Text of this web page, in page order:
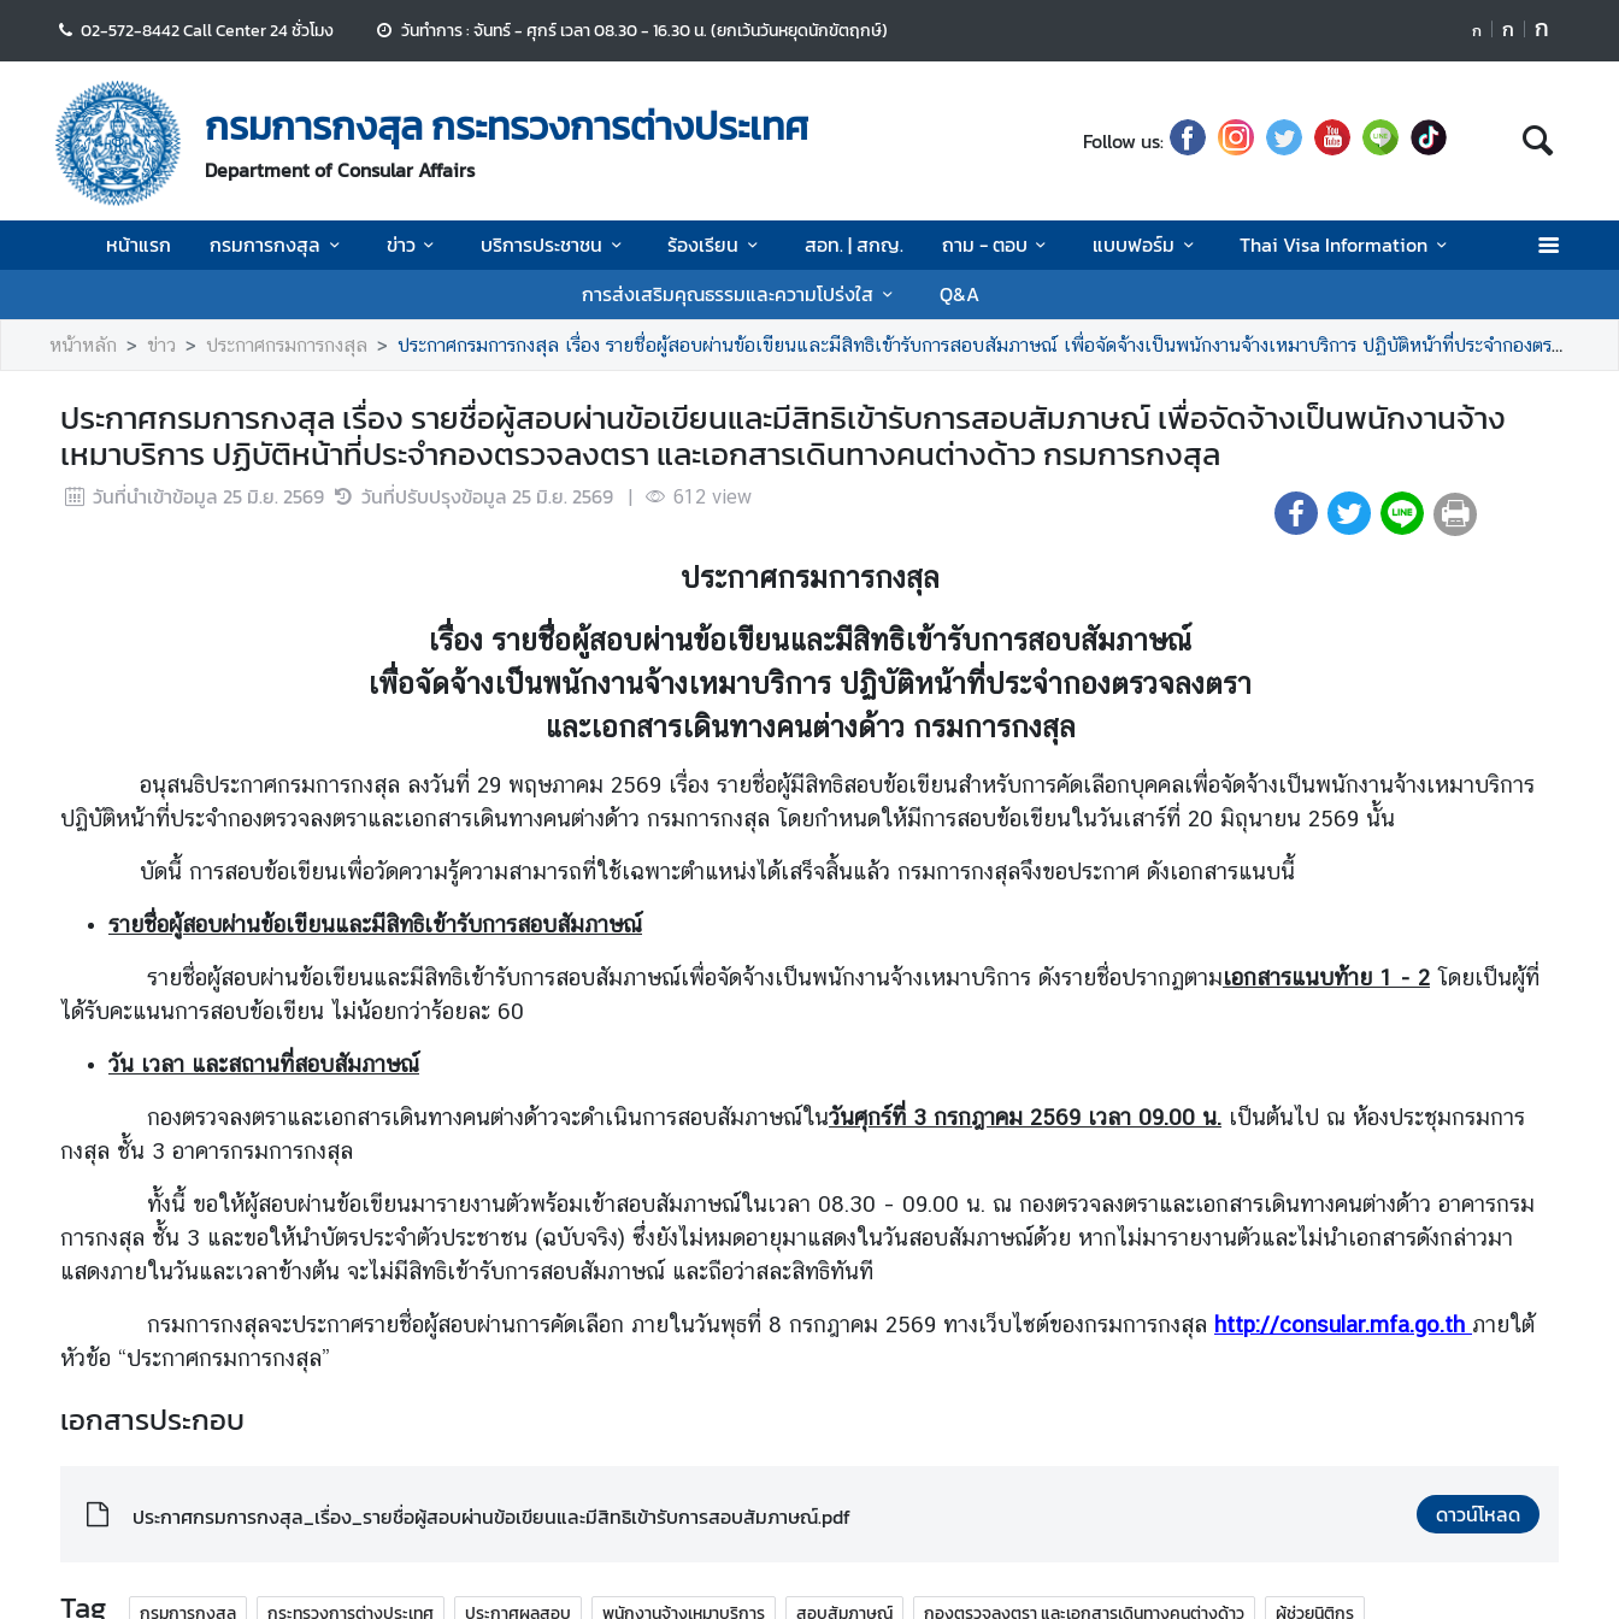
02-572-8442 Call Center 24 ชั่วโมง วันทำการ : จันทร์ - ศุกร์ เวลา 08.30 - 16.30 น. (ยกเว้นวันหยุดนักขัตฤกษ์) ก ก ก
กรมการกงสุล กระทรวงการต่างประเทศ
Department of Consular Affairs
Follow us:
หน้าแรก กรมการกงสุล ข่าว บริการประชาชน ร้องเรียน สอท. | สกญ. ถาม - ตอบ แบบฟอร์ม
Thai Visa Information
การส่งเสริมคุณธรรมและความโปร่งใส
Q&A
น้
า
แ
ก
ก
ม
ก
ร
ก
สุ
า
า
ร้
เ
ย
อ
ญ
หน้าหลัก ข่าว ประกาศกรมการกงสุล ประกาศกรมการกงสุล เรื่อง รายชื่อผู้สอบผ่านข้อเขียนและมีสิทธิเข้ารับการสอบสัมภาษณ์ เพื่อจัดจ้างเป็นพนักงานจ้างเหมาบริการ ปฏิบัติหน้าที่ประจำกองตรวจลงตรา และเอกสารเดินทางคนต่างด้าว กรมการกงสุล
ประกาศกรมการกงสุล เรื่อง รายชื่อผู้สอบผ่านข้อเขียนและมีสิทธิเข้ารับการสอบสัมภาษณ์ เพื่อจัดจ้างเป็นพนักงานจ้าง
เหมาบริการ ปฏิบัติหน้าที่ประจำกองตรวจลงตรา และเอกสารเดินทางคนต่างด้าว กรมการกงสุล
วันที่นำเข้าข้อมูล 25 มิ.ย. 2569 วันที่ปรับปรุงข้อมูล 25 มิ.ย. 2569 | 612 view
ประกาศกรมการกงสุล
เรื่อง รายชื่อผู้สอบผ่านข้อเขียนและมีสิทธิเข้ารับการสอบสัมภาษณ์
เพื่อจัดจ้างเป็นพนักงานจ้างเหมาบริการ ปฏิบัติหน้าที่ประจำกองตรวจลงตรา
และเอกสารเดินทางคนต่างด้าว กรมการกงสุล
อนุสนธิประกาศกรมการกงสุล ลงวันที่ 29 พฤษภาคม 2569 เรื่อง รายชื่อผู้มีสิทธิสอบข้อเขียนสำหรับการคัดเลือกบุคคลเพื่อจัดจ้างเป็นพนักงานจ้างเหมาบริการ
ปฏิบัติหน้าที่ประจำกองตรวจลงตราและเอกสารเดินทางคนต่างด้าว กรมการกงสุล โดยกำหนดให้มีการสอบข้อเขียนในวันเสาร์ที่ 20 มิถุนายน 2569 นั้น
บัดนี้ การสอบข้อเขียนเพื่อวัดความรู้ความสามารถที่ใช้เฉพาะตำแหน่งได้เสร็จสิ้นแล้ว กรมการกงสุลจึงขอประกาศ ดังเอกสารแนบนี้
รายชื่อผู้สอบผ่านข้อเขียนและมีสิทธิเข้ารับการสอบสัมภาษณ์
รายชื่อผู้สอบผ่านข้อเขียนและมีสิทธิเข้ารับการสอบสัมภาษณ์เพื่อจัดจ้างเป็นพนักงานจ้างเหมาบริการ ดังรายชื่อปรากฏตามเอกสารแนบท้าย 1 - 2 โดยเป็นผู้ที่
ได้รับคะแนนการสอบข้อเขียน ไม่น้อยกว่าร้อยละ 60
วัน เวลา และสถานที่สอบสัมภาษณ์
กองตรวจลงตราและเอกสารเดินทางคนต่างด้าวจะดำเนินการสอบสัมภาษณ์ในวันศุกร์ที่ 3 กรกฎาคม 2569 เวลา 09.00 น. เป็นต้นไป ณ ห้องประชุมกรมการ
กงสุล ชั้น 3 อาคารกรมการกงสุล
ทั้งนี้ ขอให้ผู้สอบผ่านข้อเขียนมารายงานตัวพร้อมเข้าสอบสัมภาษณ์ในเวลา 08.30 – 09.00 น. ณ กองตรวจลงตราและเอกสารเดินทางคนต่างด้าว อาคารกรม
การกงสุล ชั้น 3 และขอให้นำบัตรประจำตัวประชาชน (ฉบับจริง) ซึ่งยังไม่หมดอายุมาแสดงในวันสอบสัมภาษณ์ด้วย หากไม่มารายงานตัวและไม่นำเอกสารดังกล่าวมา
แสดงภายในวันและเวลาข้างต้น จะไม่มีสิทธิเข้ารับการสอบสัมภาษณ์ และถือว่าสละสิทธิทันที
กรมการกงสุลจะประกาศรายชื่อผู้สอบผ่านการคัดเลือก ภายในวันพุธที่ 8 กรกฎาคม 2569 ทางเว็บไซต์ของกรมการกงสุล http://consular.mfa.go.th ภายใต้
หัวข้อ “ประกาศกรมการกงสุล”
เอกสารประกอบ
ประกาศกรมการกงสุล_เรื่อง_รายชื่อผู้สอบผ่านข้อเขียนและมีสิทธิเข้ารับการสอบสัมภาษณ์.pdf ดาวน์โหลด
Tag กรมการกงสุล กระทรวงการต่างประเทศ ประกาศผลสอบ พนักงานจ้างเหมาบริการ สอบสัมภาษณ์ กองตรวจลงตรา และเอกสารเดินทางคนต่างด้าว ผู้ช่วยนิติกร